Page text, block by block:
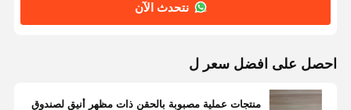
نتحدث الآن
احصل على افضل سعر ل
منتجات عملية مصبوبة بالحقن ذات مظهر أنيق لصندوق